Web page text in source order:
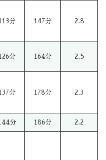
分 147分 2.8
分 164分 2.5
分 178分 2.3
分 186分 2.2